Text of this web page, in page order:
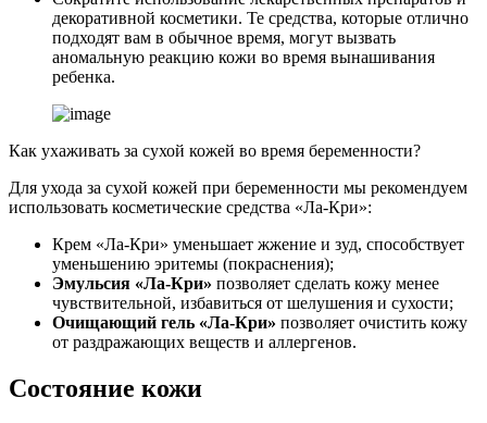
декоративной косметики. Те средства, которые отлично
подходят вам в обычное время, могут вызвать
аномальную реакцию кожи во время вынашивания
ребенка.
Как ухаживать за сухой кожей во время беременности?
Для ухода за сухой кожей при беременности мы рекомендуем
использовать косметические средства «Ла-Кри»:
Крем «Ла-Кри» уменьшает жжение и зуд, способствует
уменьшению эритемы (покраснения);
Эмульсия «Ла-Кри» позволяет сделать кожу менее
чувствительной, избавиться от шелушения и сухости;
Очищающий гель «Ла-Кри» позволяет очистить кожу
от раздражающих веществ и аллергенов.
Состояние кожи